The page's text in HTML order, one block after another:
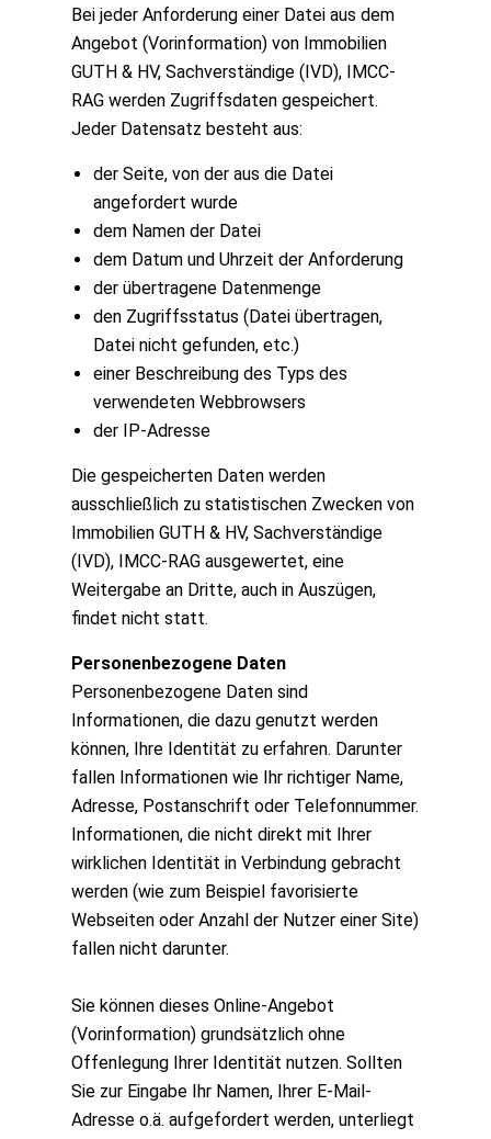
Bei jeder Anforderung einer Datei aus dem
Angebot (Vorinformation) von Immobilien
GUTH & HV, Sachverständige (IVD), IMCC-
RAG werden Zugriffsdaten gespeichert.
Jeder Datensatz besteht aus:
der Seite, von der aus die Datei
angefordert wurde
dem Namen der Datei
dem Datum und Uhrzeit der Anforderung
der übertragene Datenmenge
den Zugriffsstatus (Datei übertragen,
Datei nicht gefunden, etc.)
einer Beschreibung des Typs des
verwendeten Webbrowsers
der IP-Adresse
Die gespeicherten Daten werden
ausschließlich zu statistischen Zwecken von
Immobilien GUTH & HV, Sachverständige
(IVD), IMCC-RAG ausgewertet, eine
Weitergabe an Dritte, auch in Auszügen,
findet nicht statt.
Personenbezogene Daten
Personenbezogene Daten sind
Informationen, die dazu genutzt werden
können, Ihre Identität zu erfahren. Darunter
fallen Informationen wie Ihr richtiger Name,
Adresse, Postanschrift oder Telefonnummer.
Informationen, die nicht direkt mit Ihrer
wirklichen Identität in Verbindung gebracht
werden (wie zum Beispiel favorisierte
Webseiten oder Anzahl der Nutzer einer Site)
fallen nicht darunter.
Sie können dieses Online-Angebot
(Vorinformation) grundsätzlich ohne
Offenlegung Ihrer Identität nutzen. Sollten
Sie zur Eingabe Ihr Namen, Ihrer E-Mail-
Adresse o.ä. aufgefordert werden, unterliegt